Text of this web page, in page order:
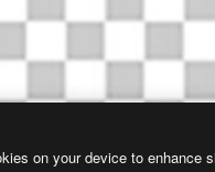
на основе ИИ.
on your device to enhance